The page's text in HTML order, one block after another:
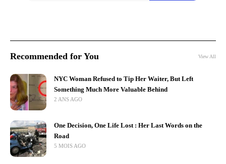
Recommended for You View All
NYC Woman Refused to Tip Her Waiter, But Left
Something Much More Valuable Behind
2 ANS AGO
One Decision, One Life Lost : Her Last Words on the
Road
5 MOIS AGO